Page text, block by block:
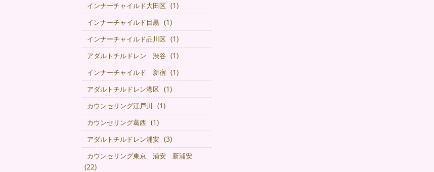
インナーチャイルド大田区 (1)
インナーチャイルド目黒 (1)
インナーチャイルド品川区 (1)
アダルトチルドレン 渋谷 (1)
インナーチャイルド 新宿 (1)
アダルトチルドレン港区 (1)
カウンセリング江戸川 (1)
カウンセリング葛西 (1)
アダルトチルドレン浦安 (3)
カウンセリング東京 浦安 新浦安
(22)